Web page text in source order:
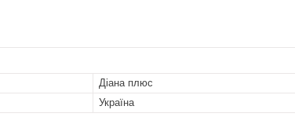
Діана плюс
Україна